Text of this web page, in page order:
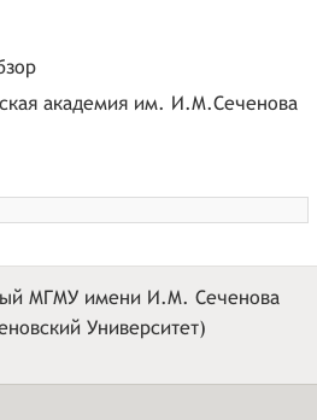
академия им. И.М.Сеченова
МГМУ имени И.М. Сеченова
Университет)